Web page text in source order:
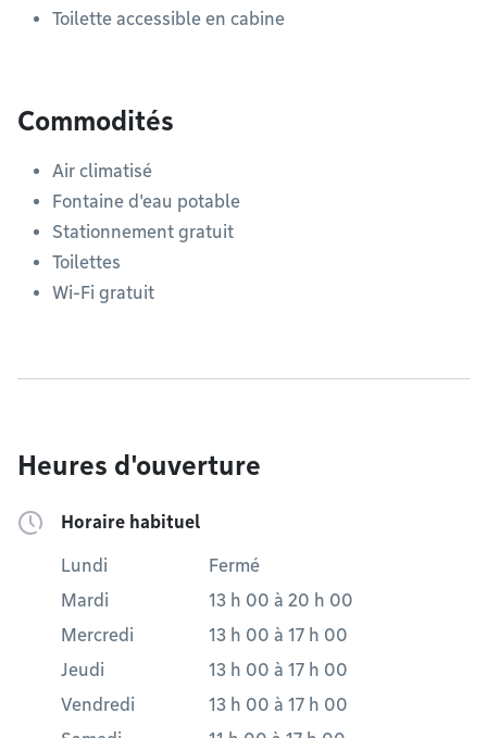
Toilette accessible en cabine
Commodités
Air climatisé
Fontaine d'eau potable
Stationnement gratuit
Toilettes
Wi-Fi gratuit
Heures d'ouverture
Horaire habituel
Lundi
Fermé
Mardi
13 h 00 à 20 h 00
Mercredi
13 h 00 à 17 h 00
Jeudi
13 h 00 à 17 h 00
Vendredi
13 h 00 à 17 h 00